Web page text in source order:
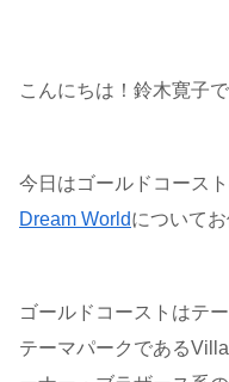
こんにちは！鈴木寛子で
今日はゴールドコース
Dream Worldについて
ゴールドコーストはテ
テーマパークである